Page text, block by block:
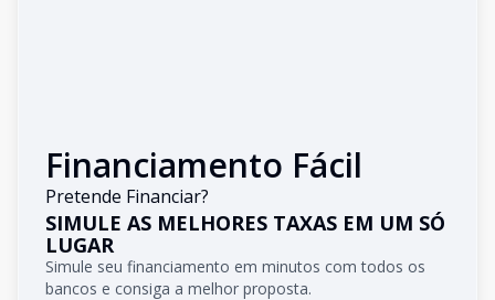
Financiamento Fácil
Pretende Financiar?
SIMULE AS MELHORES TAXAS EM UM SÓ
LUGAR
Simule seu financiamento em minutos com todos os
bancos e consiga a melhor proposta.